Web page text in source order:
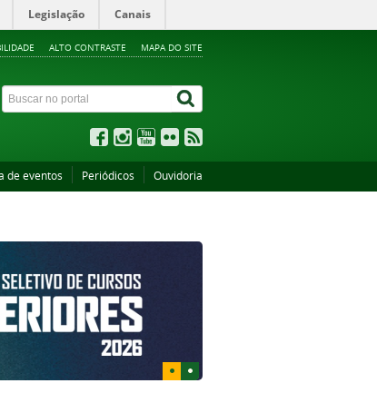
Legislação Canais
ALTO CONTRASTE MAPA DO SITE
de eventos Periódicos Ouvidoria